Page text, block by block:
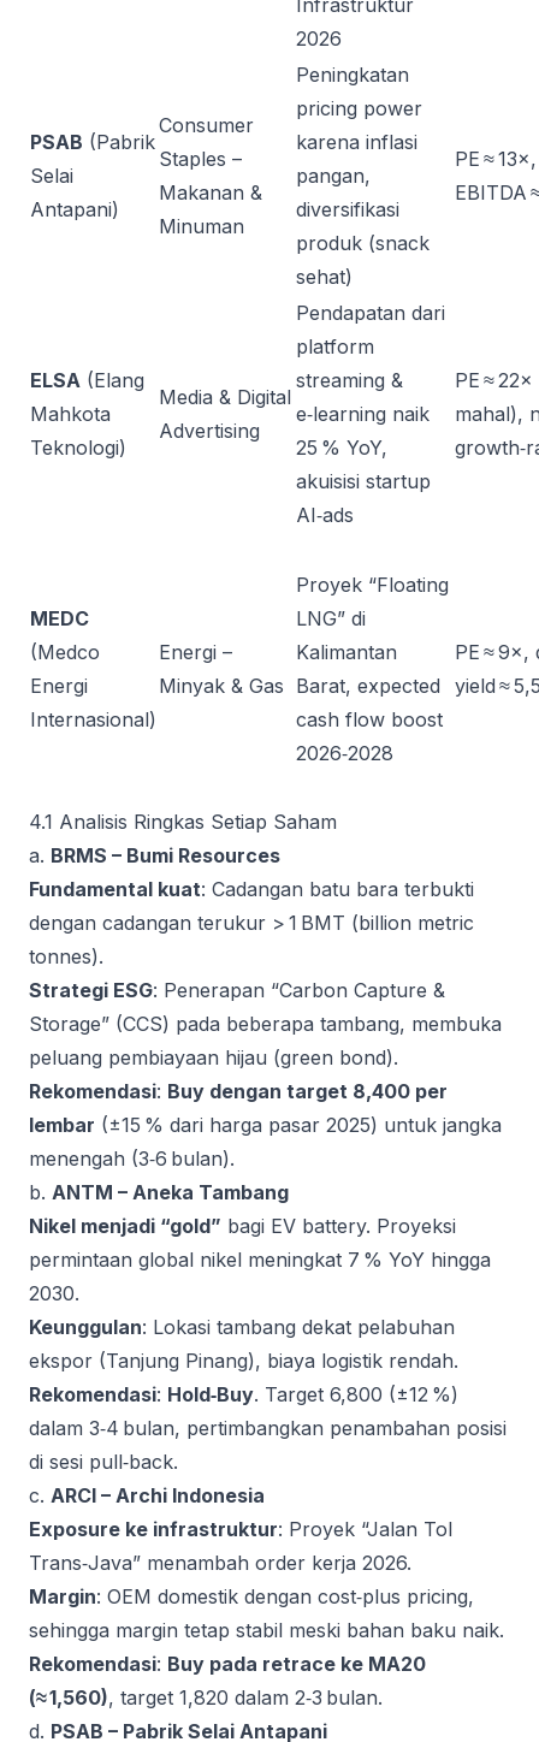
Infrastruktur
2026
PSAB (Pabrik
Selai
Antapani)
Consumer
Staples –
Makanan &
Minuman
Peningkatan
pricing power
karena inflasi
pangan,
diversifikasi
produk (snack
sehat)
PE ≈
EBITDA
ELSA (Elang
Mahkota
Teknologi)
Media & Digital
Advertising
Pendapatan dari
platform
streaming &
e‑learning naik
25 % YoY,
akuisisi startup
AI‑ads
PE ≈
mahal),
MEDC
(Medco
Energi
Internasional)
Energi –
Minyak & Gas
Proyek “Floating
LNG” di
Kalimantan
Barat, expected
cash flow boost
2026‑2028
PE ≈ 9×,
yield ≈
4.1 Analisis Ringkas Setiap Saham
a. BRMS – Bumi Resources
Fundamental kuat: Cadangan batu bara terbukti
dengan cadangan terukur > 1 BMT (billion metric
tonnes).
Strategi ESG: Penerapan “Carbon Capture &
Storage” (CCS) pada beberapa tambang, membuka
peluang pembiayaan hijau (green bond).
Rekomendasi: Buy dengan target 8,400 per
lembar (±15 % dari harga pasar 2025) untuk jangka
menengah (3‑6 bulan).
b. ANTM – Aneka Tambang
Nikel menjadi “gold” bagi EV battery. Proyeksi
permintaan global nikel meningkat 7 % YoY hingga
2030.
Keunggulan: Lokasi tambang dekat pelabuhan
ekspor (Tanjung Pinang), biaya logistik rendah.
Rekomendasi: Hold‑Buy. Target 6,800 (±12 %)
dalam 3‑4 bulan, pertimbangkan penambahan posisi
di sesi pull‑back.
c. ARCI – Archi Indonesia
Exposure ke infrastruktur: Proyek “Jalan Tol
Trans‑Java” menambah order kerja 2026.
Margin: OEM domestik dengan cost‑plus pricing,
sehingga margin tetap stabil meski bahan baku naik.
Rekomendasi: Buy pada retrace ke MA20
(≈ 1,560), target 1,820 dalam 2‑3 bulan.
d. PSAB – Pabrik Selai Antapani